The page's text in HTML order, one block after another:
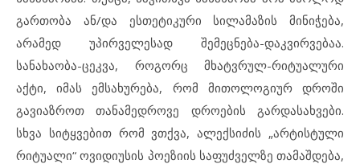
გართობა ან/და ესთეტიკური სილამაზის მინიჭება,
არამედ უპირველესად შემეცნება-დაკვირვებაა.
სანახაობა-ცეკვა, როგორც მხატვრულ-რიტუალური
აქტი, იმას ემსახურება, რომ მითოლოგიურ დროში
გავიაზროთ თანამედროვე დროების გარდასახვები.
სხვა სიტყვებით რომ ვთქვა, ალექსიძის „არტისტული
რიტუალი“ ოვიდიუსის პოეზიის საფუძველზე თამაშდება,